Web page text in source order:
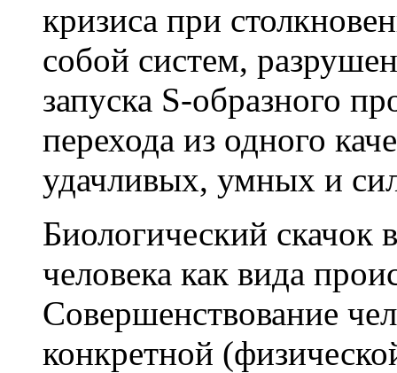
кризиса при
собой систем,
запуска S-образного
перехода из одного
удачливых, умных и
Биологический скачок
человека как вида
Совершенствование
конкретной